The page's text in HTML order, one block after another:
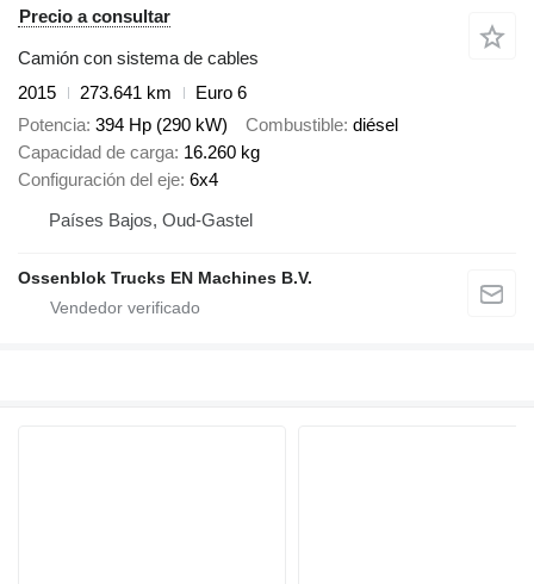
Precio a consultar
Camión con sistema de cables
2015
273.641 km
Euro 6
Potencia 394 Hp (290 kW) Combustible diésel
Capacidad de carga 16.260 kg
Configuración del eje 6x4
Países Bajos, Oud-Gastel
Ossenblok Trucks EN Machines B.V.